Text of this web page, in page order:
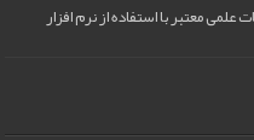
معتبر با استفاده از نرم افزار